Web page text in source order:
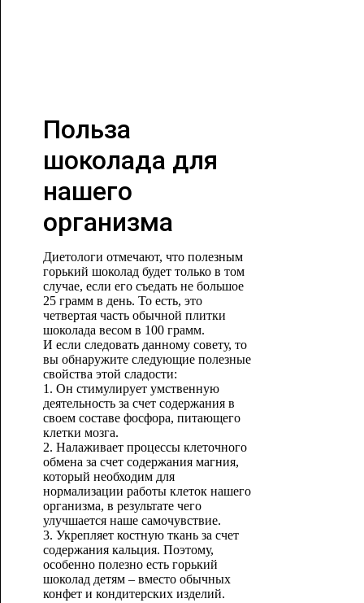
Польза
шоколада для
нашего
организма
Диетологи отмечают, что полезным
горький шоколад будет только в том
случае, если его съедать не большое
25 грамм в день. То есть, это
четвертая часть обычной плитки
шоколада весом в 100 грамм.
И если следовать данному совету, то
вы обнаружите следующие полезные
свойства этой сладости:
1. Он стимулирует умственную
деятельность за счет содержания в
своем составе фосфора, питающего
клетки мозга.
2. Налаживает процессы клеточного
обмена за счет содержания магния,
который необходим для
нормализации работы клеток нашего
организма, в результате чего
улучшается наше самочувствие.
3. Укрепляет костную ткань за счет
содержания кальция. Поэтому,
особенно полезно есть горький
шоколад детям – вместо обычных
конфет и кондитерских изделий.